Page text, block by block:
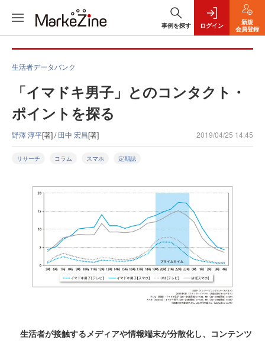
事例を探す ログイン
新規
会員登録
生活者データバンク
「イマドキ男子」とのコンタクト・
ポイントを探る
野澤 淳平[著] /田中 宏昌[著] 2019/04/25 14:45
リサーチ コラム スマホ 定期誌
生活者が接触するメディアや情報端末が分散化し、コンテンツ